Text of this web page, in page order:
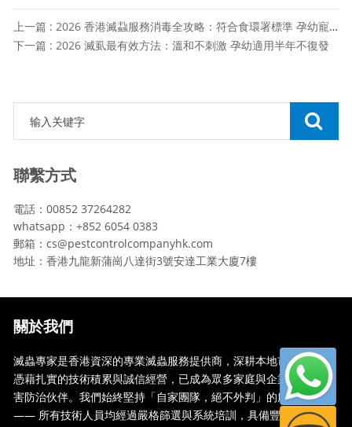
上一篇 : 2026 香港滅蝨服務消毒全攻略：符合食環署標準 孕幼寵物適用
下一篇 : 2026 滅虱最有效方法：溫和不刺激 孕幼適用半年不復發
聯繫方式
電話：00852 37264282
whatsapp：+852 6054 0383
郵箱：cs@pestcontrolcompanyhk.com
地址：香港九龍新蒲崗八達街3號安達工業大廈7樓
關於我們
滅蟲專家是香港資深的專業滅蟲服務提供商，深耕本地市場多年，
憑藉扎實的技術積累與誠信經營，已成為眾多家庭與企業信賴的蟲
害防治伙伴。我們始終堅持「自家團隊，絕不外判」的服務承諾
—— 所有技術人員均經過嚴格篩選與系統培訓，具備豐富的現場處